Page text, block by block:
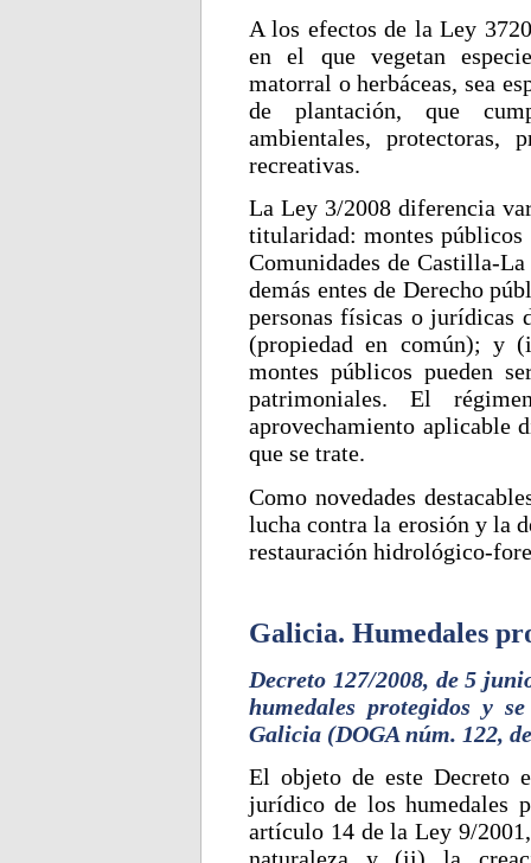
A los efectos de la Ley
en el que vegetan
matorral o herbáceas, sea
de plantación, que
ambientales, protectoras,
recreativas.
La Ley 3/2008 diferencia
titularidad: montes públicos
Comunidades de Castilla-
demás entes de Derecho
personas físicas o jurídicas
(propiedad en común); y
montes públicos pueden
patrimoniales. El
aprovechamiento aplicable
que se trate.
Como novedades
lucha contra la erosión y la
restauración hidrológico-
Galicia. Humedales
Decreto 127/2008, de 5
humedales protegidos y
Galicia (DOGA núm. 122,
El objeto de este Decreto
jurídico de los humedales
artículo 14 de la Ley 9/